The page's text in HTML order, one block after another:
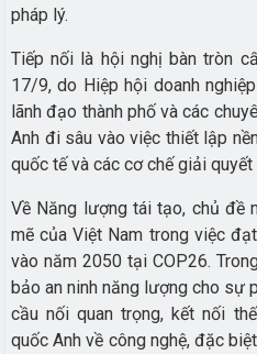
pháp lý.
Tiếp nối là hội nghị bàn tròn
17/9, do Hiệp hội doanh
lãnh đạo thành phố và các
Anh đi sâu vào việc thiết lập
quốc tế và các cơ chế giải quyết
Về Năng lượng tái tạo, chủ đề
mẽ của Việt Nam trong việc
vào năm 2050 tại COP26.
bảo an ninh năng lượng cho sự
cầu nối quan trọng, kết nối
quốc Anh về công nghệ, đặc